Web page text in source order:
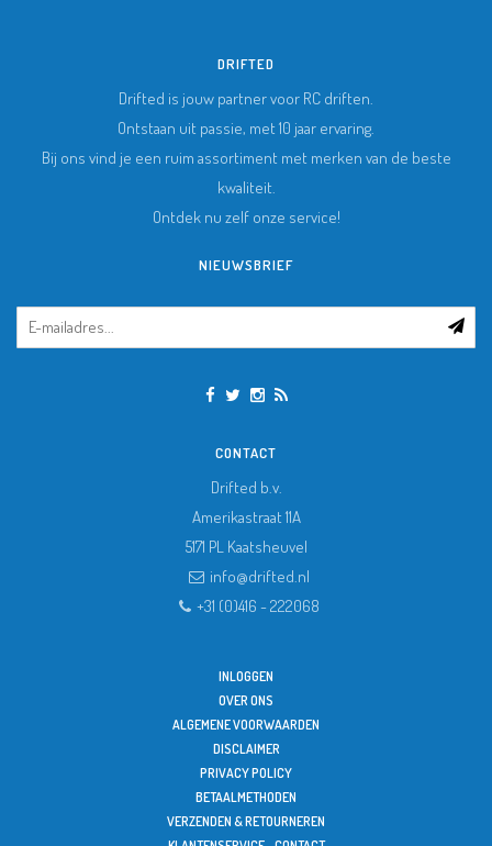
DRIFTED
Drifted is jouw partner voor RC driften.
Ontstaan uit passie, met 10 jaar ervaring.
Bij ons vind je een ruim assortiment met merken van de beste
kwaliteit.
Ontdek nu zelf onze service!
NIEUWSBRIEF
CONTACT
Drifted b.v.
Amerikastraat 11A
5171 PL Kaatsheuvel
info@drifted.nl
+31 (0)416 - 222068
INLOGGEN
OVER ONS
ALGEMENE VOORWAARDEN
DISCLAIMER
PRIVACY POLICY
BETAALMETHODEN
VERZENDEN & RETOURNEREN